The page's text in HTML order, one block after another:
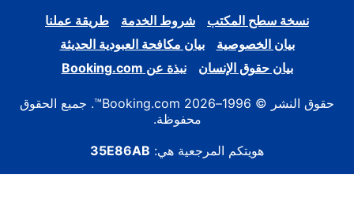
نسخة سطح المكتب شروط الخدمة
طريقة عملنا
بيان الخصوصية
بيان مكافحة العبودية الحديثة
بيان حقوق الإنسان
نبذة عن Booking.com
حقوق النشر © 1996–2026 Booking.com™. جميع الحقوق
محفوظة.
هويتكم المرجعية هي: 35E86AB